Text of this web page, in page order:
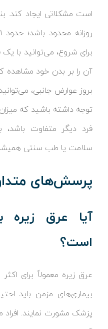
است مشکلاتی ایجاد کند.
برای شروع، می‌توانید با یک
آن را بر بدن خود مشاهده
بروز عوارض جانبی،
توجه داشته باشید که
فرد دیگر متفاوت باشد،
سلامت یا طب سنتی
پرسش‌های
آیا عرق زیره
است؟
عرق زیره معمولاً برای
بیماری‌های مزمن باید
پزشک مشورت نمایند. افراد